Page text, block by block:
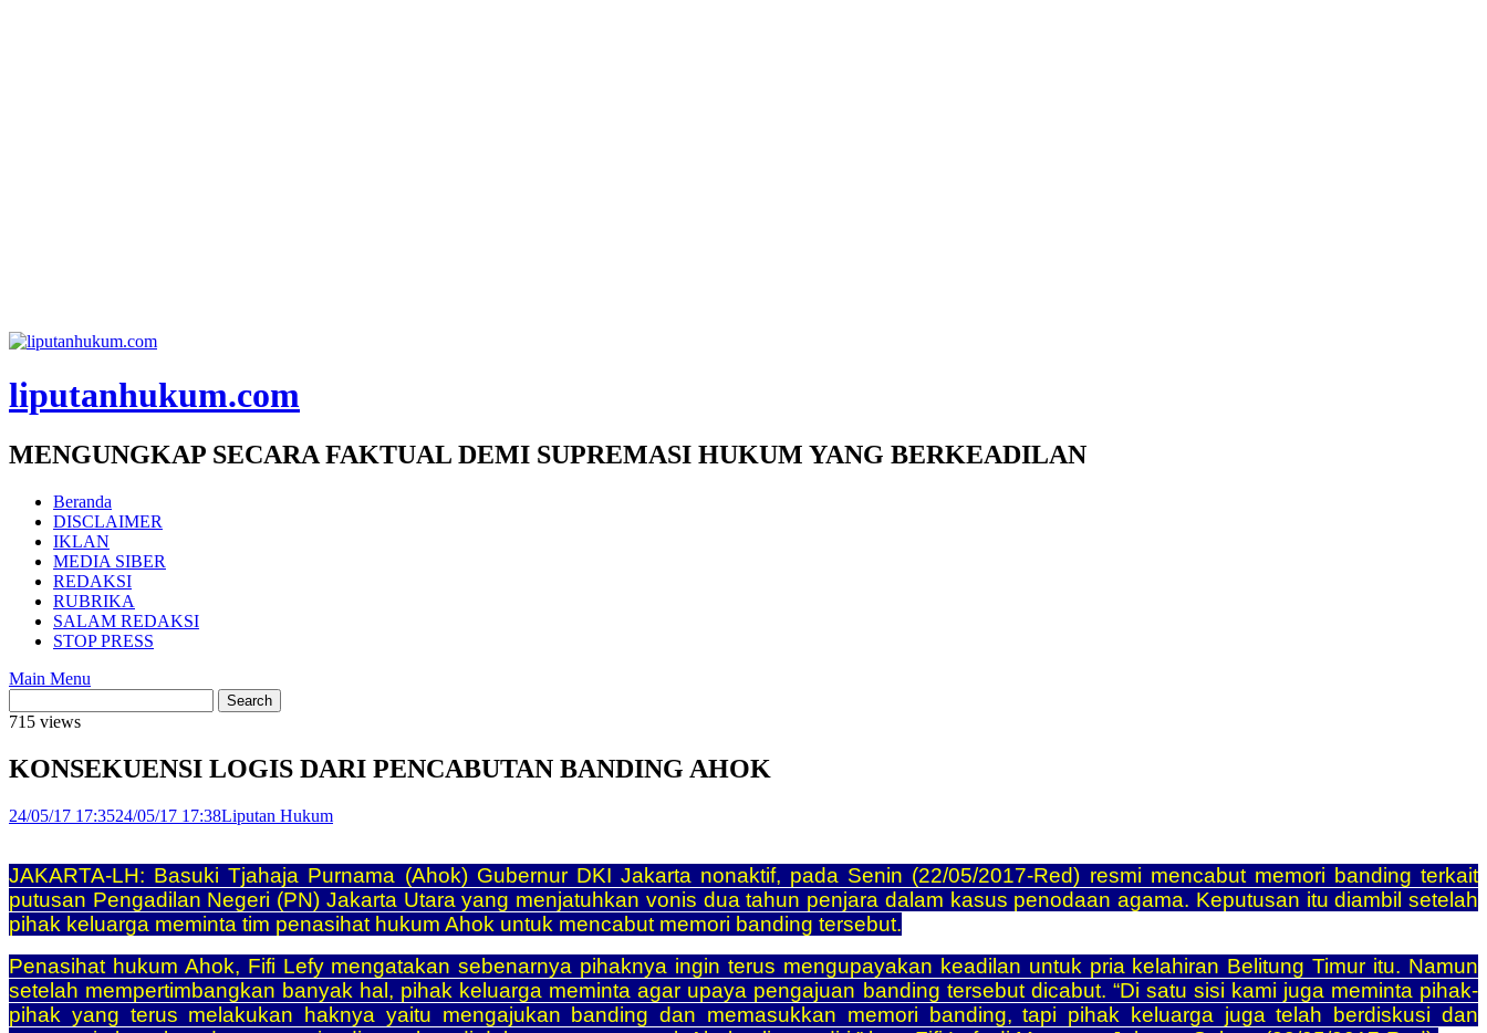
liputanhukum.com
MENGUNGKAP SECARA FAKTUAL DEMI SUPREMASI HUKUM YANG BERKEADILAN
Beranda
DISCLAIMER
IKLAN
MEDIA SIBER
REDAKSI
RUBRIKA
SALAM REDAKSI
STOP PRESS
Main Menu
715 views
KONSEKUENSI LOGIS DARI PENCABUTAN BANDING AHOK
24/05/17 17:3524/05/17 17:38Liputan Hukum
JAKARTA-LH: Basuki Tjahaja Purnama (Ahok) Gubernur DKI Jakarta nonaktif, pada Senin (22/05/2017-Red) resmi mencabut memori banding terkait
putusan Pengadilan Negeri (PN) Jakarta Utara yang menjatuhkan vonis dua tahun penjara dalam kasus penodaan agama. Keputusan itu diambil setelah
pihak keluarga meminta tim penasihat hukum Ahok untuk mencabut memori banding tersebut.
Penasihat hukum Ahok, Fifi Lefy mengatakan sebenarnya pihaknya ingin terus mengupayakan keadilan untuk pria kelahiran Belitung Timur itu. Namun
setelah mempertimbangkan banyak hal, pihak keluarga meminta agar upaya pengajuan banding tersebut dicabut. “Di satu sisi kami juga meminta pihak-
pihak yang terus melakukan haknya yaitu mengajukan banding dan memasukkan memori banding, tapi pihak keluarga juga telah berdiskusi dan